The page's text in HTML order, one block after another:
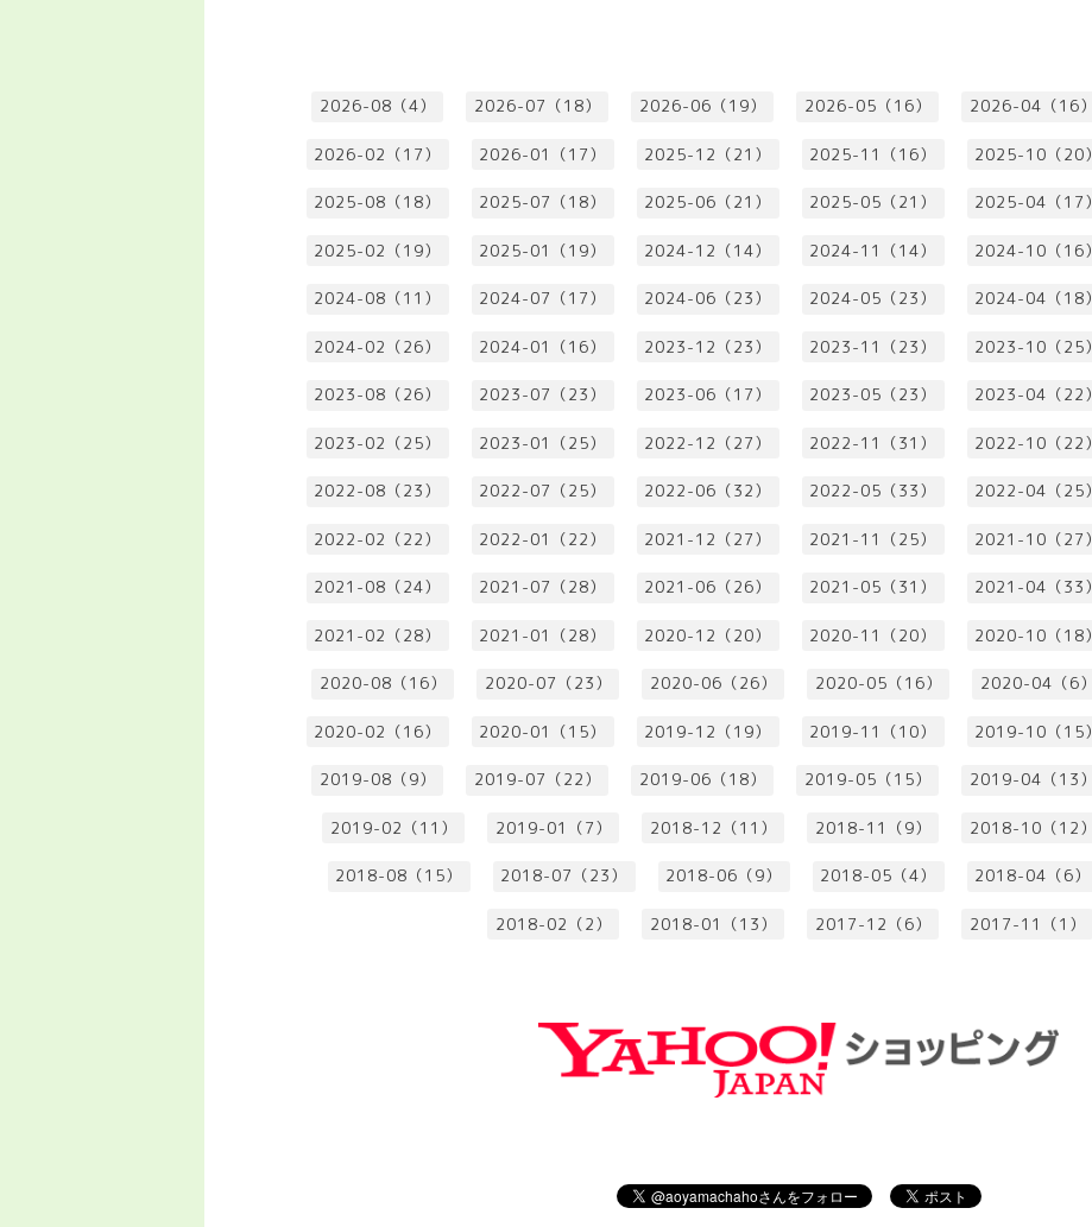
2026-08（4） 2026-07（18） 2026-06（19） 2026-05（16） 2026-04（16）
2026-02（17） 2026-01（17） 2025-12（21） 2025-11（16） 2025-10（20）
2025-08（18） 2025-07（18） 2025-06（21） 2025-05（21） 2025-04（17）
2025-02（19） 2025-01（19） 2024-12（14） 2024-11（14） 2024-10（16）
2024-08（11） 2024-07（17） 2024-06（23） 2024-05（23） 2024-04（18）
2024-02（26） 2024-01（16） 2023-12（23） 2023-11（23） 2023-10（25）
2023-08（26） 2023-07（23） 2023-06（17） 2023-05（23） 2023-04（22）
2023-02（25） 2023-01（25） 2022-12（27） 2022-11（31） 2022-10（22）
2022-08（23） 2022-07（25） 2022-06（32） 2022-05（33） 2022-04（25）
2022-02（22） 2022-01（22） 2021-12（27） 2021-11（25） 2021-10（27）
2021-08（24） 2021-07（28） 2021-06（26） 2021-05（31） 2021-04（33）
2021-02（28） 2021-01（28） 2020-12（20） 2020-11（20） 2020-10（18）
2020-08（16） 2020-07（23） 2020-06（26） 2020-05（16） 2020-04（6）
2020-02（16） 2020-01（15） 2019-12（19） 2019-11（10） 2019-10（15）
2019-08（9） 2019-07（22） 2019-06（18） 2019-05（15） 2019-04（13）
2019-02（11） 2019-01（7） 2018-12（11） 2018-11（9） 2018-10（12）
2018-08（15） 2018-07（23） 2018-06（9） 2018-05（4） 2018-04（6）
2018-02（2） 2018-01（13） 2017-12（6） 2017-11（1）